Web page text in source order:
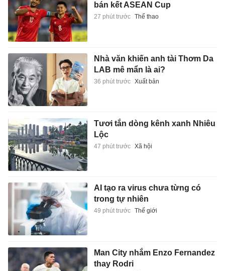
bán kết ASEAN Cup
27 phút trước Thể thao
Nhà văn khiến anh tài Thơm Da
LAB mê mẩn là ai?
36 phút trước Xuất bản
Tươi tắn dòng kênh xanh Nhiêu
Lộc
47 phút trước Xã hội
AI tạo ra virus chưa từng có
trong tự nhiên
49 phút trước Thế giới
Man City nhắm Enzo Fernandez
thay Rodri